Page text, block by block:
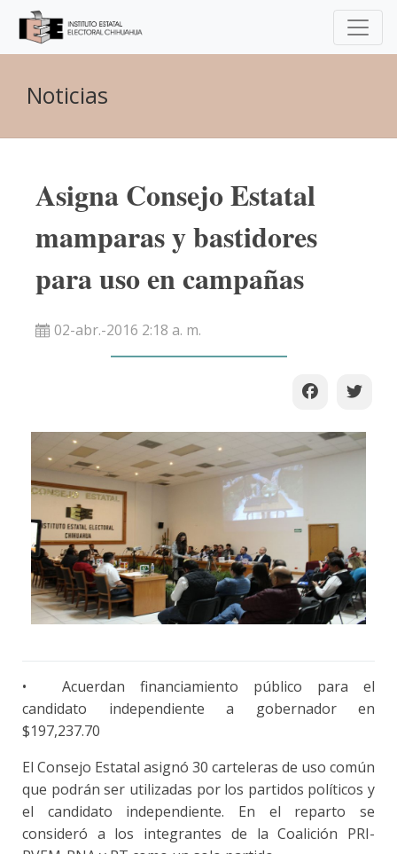
Noticias
Asigna Consejo Estatal
mamparas y bastidores
para uso en campañas
02-abr.-2016 2:18 a. m.
•
Acuerdan financiamiento público para el
candidato independiente a gobernador en
$197,237.70
El Consejo Estatal asignó 30 carteleras de uso común
que podrán ser utilizadas por los partidos políticos y
el candidato independiente. En el reparto se
consideró a los integrantes de la Coalición PRI-